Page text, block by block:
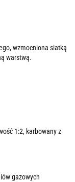
wzmocniona siatką
warstwą.
1:2, karbowany z
gazowych